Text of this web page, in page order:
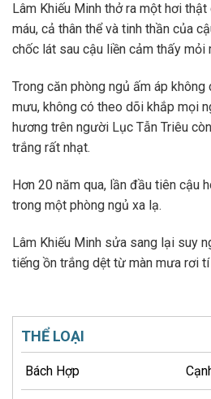
Lâm Khiếu Minh thở ra một hơi
máu, cả thân thể và tinh thần của
chốc lát sau cậu liền cảm thấy mỏi
Trong căn phòng ngủ ấm áp
mưu, không có theo dõi khắp mọi
hương trên người Lục Tẫn Triêu
trắng rất nhạt.
Hơn 20 năm qua, lần đầu tiên cậu
trong một phòng ngủ xa lạ.
Lâm Khiếu Minh sửa sang lại suy
tiếng ồn trắng dệt từ màn mưa rơi tí
THỂ LOẠI
Bách Hợp